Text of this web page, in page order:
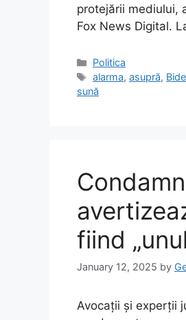
protejării mediului,
Fox News Digital.
Categories
Politica
Tags
alarma,asupră,
sună
fiind
January 12, 2025 by
Avocații și experții